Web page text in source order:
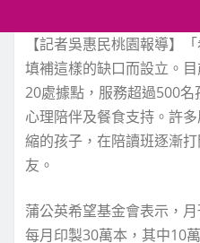
【記者吳惠民桃園報導】
填補這樣的缺口而設立。
20處據點，服務超過500名
心理陪伴及餐食支持。許
縮的孩子，在陪讀班逐漸
友。
蒲公英希望基金會表示，
每月印製30萬本，其中10